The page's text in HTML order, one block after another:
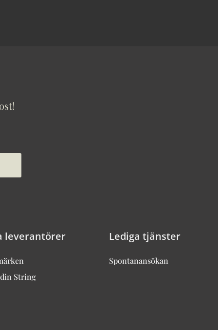
leverantörer
String
Lediga tjänster
Spontanansökan